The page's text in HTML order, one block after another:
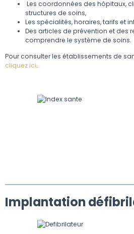
Les coordonnées des hôpitaux,
structures de soins,
Les spécialités, horaires, tarifs et
Des articles de prévention et des
comprendre le système de soins.
Pour consulter les établissements de
cliquez ici.
Implantation